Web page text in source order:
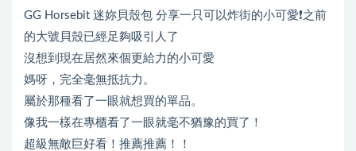
GG Horsebit 迷妳貝殼包 分享一只可以炸街的小可愛❗️之前
的大號貝殼已經足夠吸引人了
沒想到現在居然來個更給力的小可愛
媽呀，完全毫無抵抗力。
屬於那種看了一眼就想買的單品。
像我一樣在專櫃看了一眼就毫不猶豫的買了！
超級無敵巨好看！推薦推薦！！